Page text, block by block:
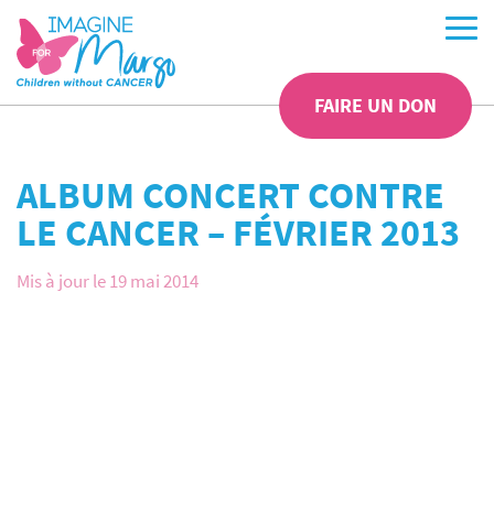
FAIRE UN DON
ALBUM CONCERT CONTRE
LE CANCER – FÉVRIER 2013
Mis à jour le 19 mai 2014